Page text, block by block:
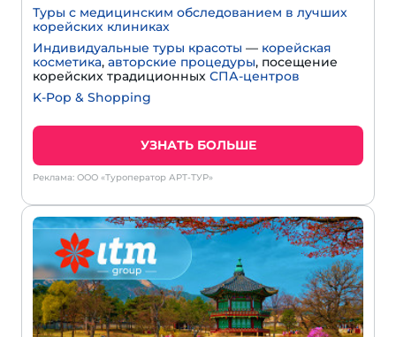
Туры с медицинским обследованием в лучших
корейских клиниках
Индивидуальные туры красоты — корейская
косметика, авторские процедуры, посещение
корейских традиционных СПА-центров
K-Pop & Shopping
УЗНАТЬ БОЛЬШЕ
Реклама: ООО «Туроператор АРТ-ТУР»